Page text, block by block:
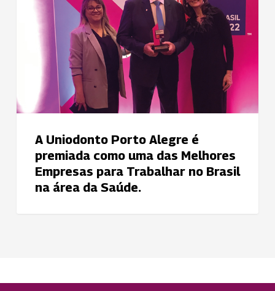
premiada
Empresas
para
Brasil
A Uniodonto Porto Alegre é
premiada como uma das Melhores
Empresas para Trabalhar no Brasil
na área da Saúde.